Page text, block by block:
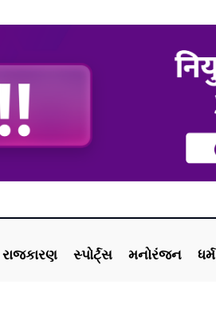
રાજકારણ સ્પોર્ટ્સ મનોરંજન ધર્મ